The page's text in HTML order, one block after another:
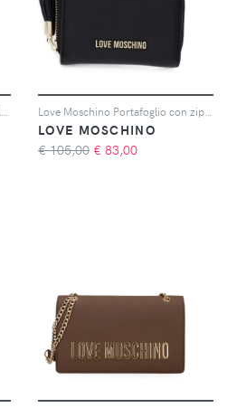
LOVE MOSCHINO
€ 105,00 € 83,00